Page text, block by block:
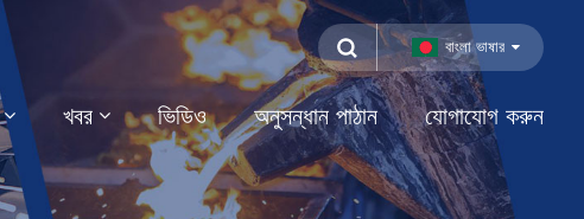
বাংলা ভাষার
খবর ভিডিও অনুসন্ধান পাঠান যোগাযোগ করুন